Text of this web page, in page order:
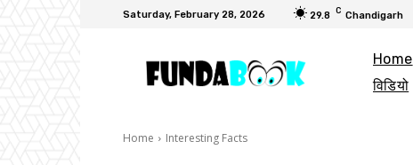
Saturday, February 28, 2026 29.8 C Chandigarh
Home
विडियो
Home Interesting Facts